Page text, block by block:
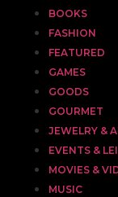
BOOKS
FASHION
FEATURED
GAMES
GOODS
GOURMET
JEWELRY &
EVENTS &
MOVIES &
MUSIC